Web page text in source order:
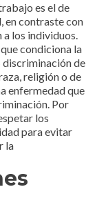
es el de
en contraste con
los individuos.
condiciona la
discriminación de
religión o de
enfermedad que
Por
los
para evitar
la